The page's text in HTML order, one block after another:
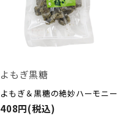
よもぎ黒糖
よもぎ＆黒糖の絶妙ハーモニー
408円(税込)